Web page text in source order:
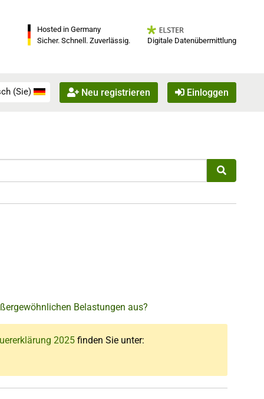
Hosted in Germany
Sicher. Schnell. Zuverlässig.
Digitale Datenübermittlung
(Sie) Neu registrieren Einloggen
Belastungen aus?
2025 finden Sie unter: